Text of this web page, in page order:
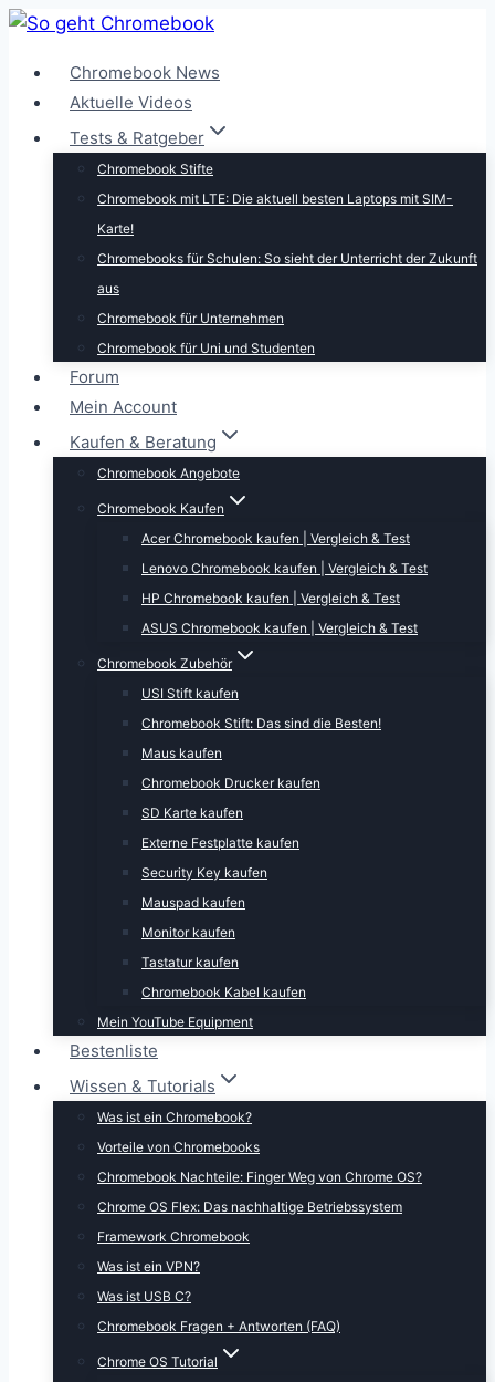
Zum
springenChromebook News
Aktuelle Videos
Tests & Ratgeber
Chromebook Stifte
Chromebook mit LTE: Die aktuell besten Laptops mit SIM-
Karte!
Chromebooks für Schulen: So sieht der Unterricht der Zukunft
aus
Chromebook für Unternehmen
Chromebook für Uni und Studenten
Forum
Mein Account
Kaufen & Beratung
Chromebook Angebote
Chromebook Kaufen
Acer Chromebook kaufen | Vergleich & Test
Lenovo Chromebook kaufen | Vergleich & Test
HP Chromebook kaufen | Vergleich & Test
ASUS Chromebook kaufen | Vergleich & Test
Chromebook Zubehör
USI Stift kaufen
Chromebook Stift: Das sind die Besten!
Maus kaufen
Chromebook Drucker kaufen
SD Karte kaufen
Externe Festplatte kaufen
Security Key kaufen
Mauspad kaufen
Monitor kaufen
Tastatur kaufen
Chromebook Kabel kaufen
Mein YouTube Equipment
Bestenliste
Wissen & Tutorials
Was ist ein Chromebook?
Vorteile von Chromebooks
Chromebook Nachteile: Finger Weg von Chrome OS?
Chrome OS Flex: Das nachhaltige Betriebssystem
Framework Chromebook
Was ist ein VPN?
Was ist USB C?
Chromebook Fragen + Antworten (FAQ)
Chrome OS Tutorial